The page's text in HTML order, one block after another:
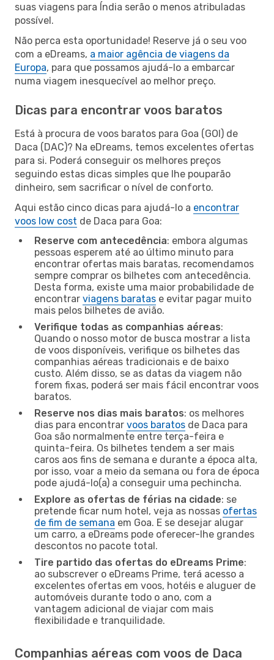
suas viagens para Índia serão o menos atribuladas
possível.
Não perca esta oportunidade! Reserve já o seu voo
com a eDreams, a maior agência de viagens da
Europa, para que possamos ajudá-lo a embarcar
numa viagem inesquecível ao melhor preço.
Dicas para encontrar voos baratos
Está à procura de voos baratos para Goa (GOI) de
Daca (DAC)? Na eDreams, temos excelentes ofertas
para si. Poderá conseguir os melhores preços
seguindo estas dicas simples que lhe pouparão
dinheiro, sem sacrificar o nível de conforto.
Aqui estão cinco dicas para ajudá-lo a encontrar
voos low cost de Daca para Goa:
Reserve com antecedência: embora algumas
pessoas esperem até ao último minuto para
encontrar ofertas mais baratas, recomendamos
sempre comprar os bilhetes com antecedência.
Desta forma, existe uma maior probabilidade de
encontrar viagens baratas e evitar pagar muito
mais pelos bilhetes de avião.
Verifique todas as companhias aéreas:
Quando o nosso motor de busca mostrar a lista
de voos disponíveis, verifique os bilhetes das
companhias aéreas tradicionais e de baixo
custo. Além disso, se as datas da viagem não
forem fixas, poderá ser mais fácil encontrar voos
baratos.
Reserve nos dias mais baratos: os melhores
dias para encontrar voos baratos de Daca para
Goa são normalmente entre terça-feira e
quinta-feira. Os bilhetes tendem a ser mais
caros aos fins de semana e durante a época alta,
por isso, voar a meio da semana ou fora de época
pode ajudá-lo(a) a conseguir uma pechincha.
Explore as ofertas de férias na cidade: se
pretende ficar num hotel, veja as nossas ofertas
de fim de semana em Goa. E se desejar alugar
um carro, a eDreams pode oferecer-lhe grandes
descontos no pacote total.
Tire partido das ofertas do eDreams Prime:
ao subscrever o eDreams Prime, terá acesso a
excelentes ofertas em voos, hotéis e aluguer de
automóveis durante todo o ano, com a
vantagem adicional de viajar com mais
flexibilidade e tranquilidade.
Companhias aéreas com voos de Daca